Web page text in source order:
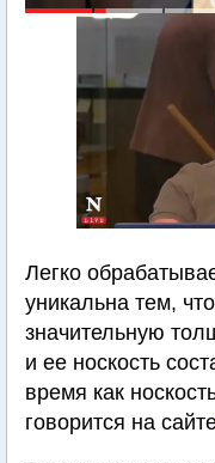
Легко
уникальна тем,
значительную
и ее носкость
время как
говорится на